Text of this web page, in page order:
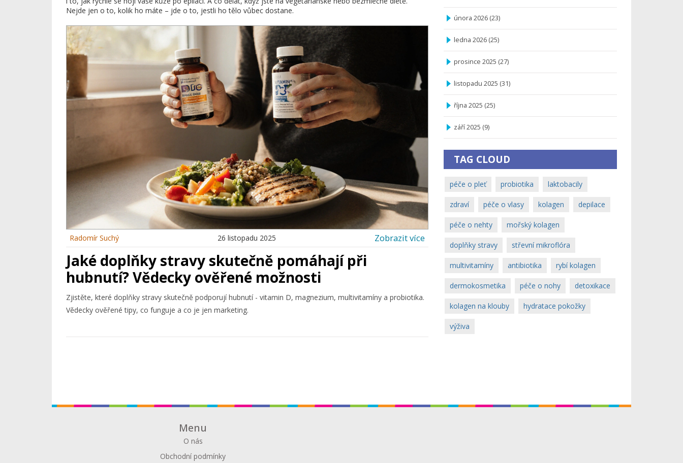
Nejde jen o to, kolik ho máte – jde o to, jestli ho tělo vůbec dostane.
Radomír Suchý 26 listopadu 2025 Zobrazit více
Jaké doplňky stravy skutečně pomáhají při
hubnutí? Vědecky ověřené možnosti
Zjistěte, které doplňky stravy skutečně podporují hubnutí - vitamin D, magnezium, multivitamíny a probiotika.
Vědecky ověřené tipy, co funguje a co je jen marketing.
února 2026 (23)
ledna 2026 (25)
prosince 2025 (27)
listopadu 2025 (31)
října 2025 (25)
září 2025 (9)
TAG CLOUD
péče o pleť probiotika laktobacily
zdraví péče o vlasy kolagen depilace
péče o nehty mořský kolagen
doplňky stravy střevní mikroflóra
multivitamíny antibiotika rybí kolagen
dermokosmetika péče o nohy detoxikace
kolagen na klouby hydratace pokožky
výživa
Menu
O nás
Obchodní podmínky